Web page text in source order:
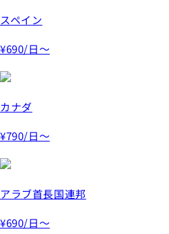
スペイン
¥690/日～
カナダ
¥790/日～
アラブ首長国連邦
¥690/日～